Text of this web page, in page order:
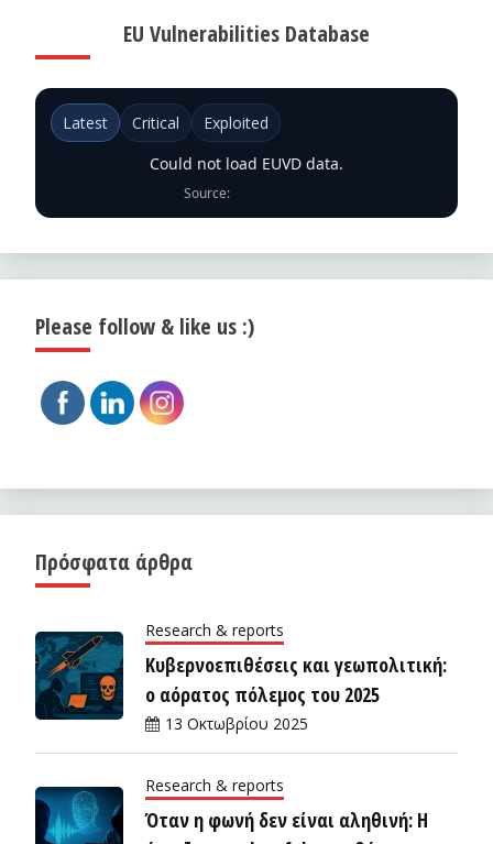
EU Vulnerabilities Database
Latest Critical
Exploited
Could not load EUVD data.
Source:
Please follow & like us :)
Πρόσφατα άρθρα
Research & reports
Κυβερνοεπιθέσεις και γεωπολιτική:
ο αόρατος πόλεμος του 2025
13 Οκτωβρίου 2025
Research & reports
Όταν η φωνή δεν είναι αληθινή: Η